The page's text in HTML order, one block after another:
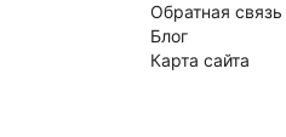
Обратная связь
Блог
Карта сайта